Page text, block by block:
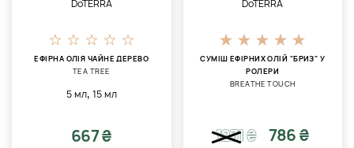
DoTERRA
ЕФІРНА ОЛІЯ ЧАЙНЕ ДЕРЕВО
TEA TREE
5 мл, 15 мл
667 ₴
DoTERRA
СУМІШ ЕФІРНИХ ОЛІЙ "БРИЗ" У
РОЛЕРИ
BREATHE TOUCH
1231₴ 786 ₴